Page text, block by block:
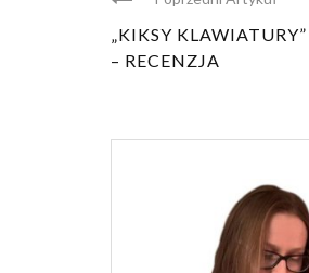
„KIKSY
– RECENZJA